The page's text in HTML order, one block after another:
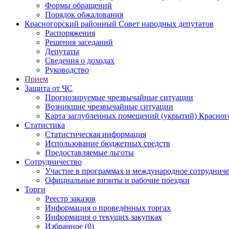
Формы обращений
Порядок обжалования
Красногорский районный Совет народных депутатов
Распоряжения
Решения заседаний
Депутаты
Сведения о доходах
Руководство
Прием
Защита от ЧС
Прогнозируемые чрезвычайные ситуации
Возникшие чрезвычайные ситуации
Карта заглубленных помещений (укрытий)
Статистика
Статистическая информация
Использование бюджетных средств
Предоставляемые льготы
Сотрудничество
Участие в программах и международное
Официальные визиты и рабочие поездки
Торги
Реестр заказов
Информация о проведённых торгах
Информация о текущих закупках
Избранное (0)